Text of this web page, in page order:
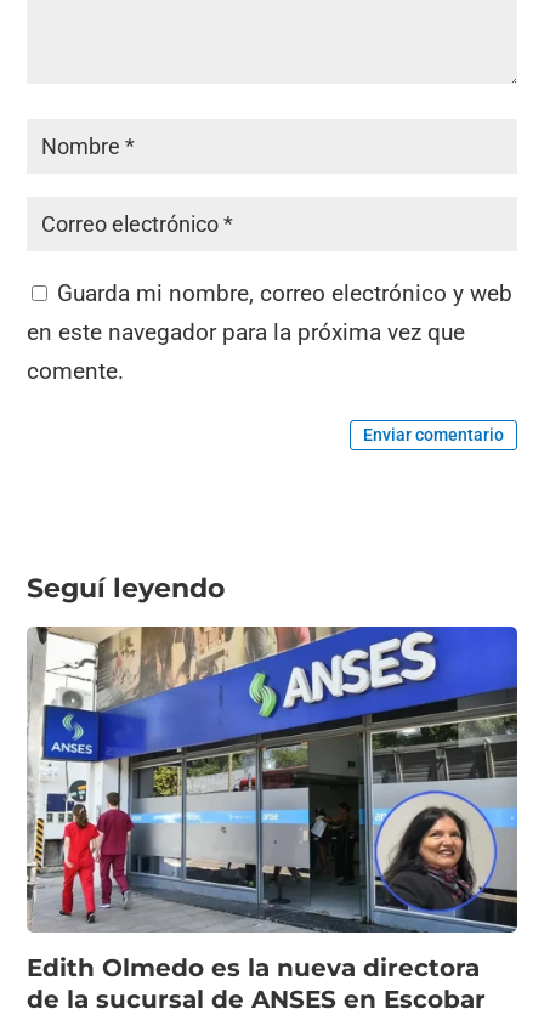
Guarda mi nombre, correo electrónico y web
en este navegador para la próxima vez que
comente.
Enviar comentario
Seguí leyendo
Edith Olmedo es la nueva directora
de la sucursal de ANSES en Escobar